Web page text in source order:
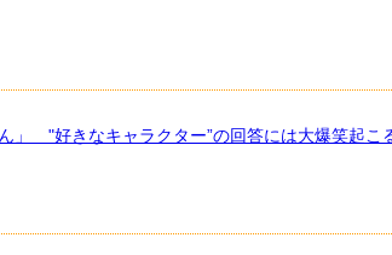
」 "好きなキャラクター”の回答には大爆笑起こ